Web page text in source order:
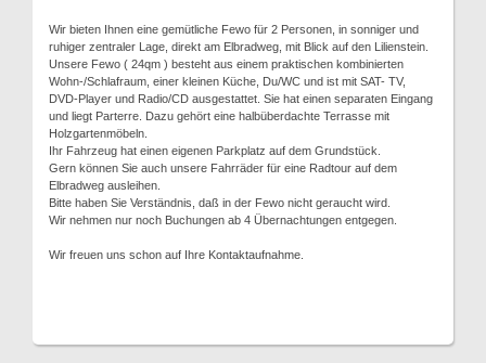
Wir bieten Ihnen eine gemütliche Fewo für 2 Personen, in sonniger und
ruhiger zentraler Lage, direkt am Elbradweg, mit Blick auf den Lilienstein.
Unsere Fewo ( 24qm ) besteht aus einem praktischen kombinierten
Wohn-/Schlafraum, einer kleinen Küche, Du/WC und ist mit SAT- TV,
DVD-Player und Radio/CD ausgestattet. Sie hat einen separaten Eingang
und liegt Parterre. Dazu gehört eine halbüberdachte Terrasse mit
Holzgartenmöbeln.
Ihr Fahrzeug hat einen eigenen Parkplatz auf dem Grundstück.
Gern können Sie auch unsere Fahrräder für eine Radtour auf dem
Elbradweg ausleihen.
Bitte haben Sie Verständnis, daß in der Fewo nicht geraucht wird.
Wir nehmen nur noch Buchungen ab 4 Übernachtungen entgegen.
Wir freuen uns schon auf Ihre Kontaktaufnahme.